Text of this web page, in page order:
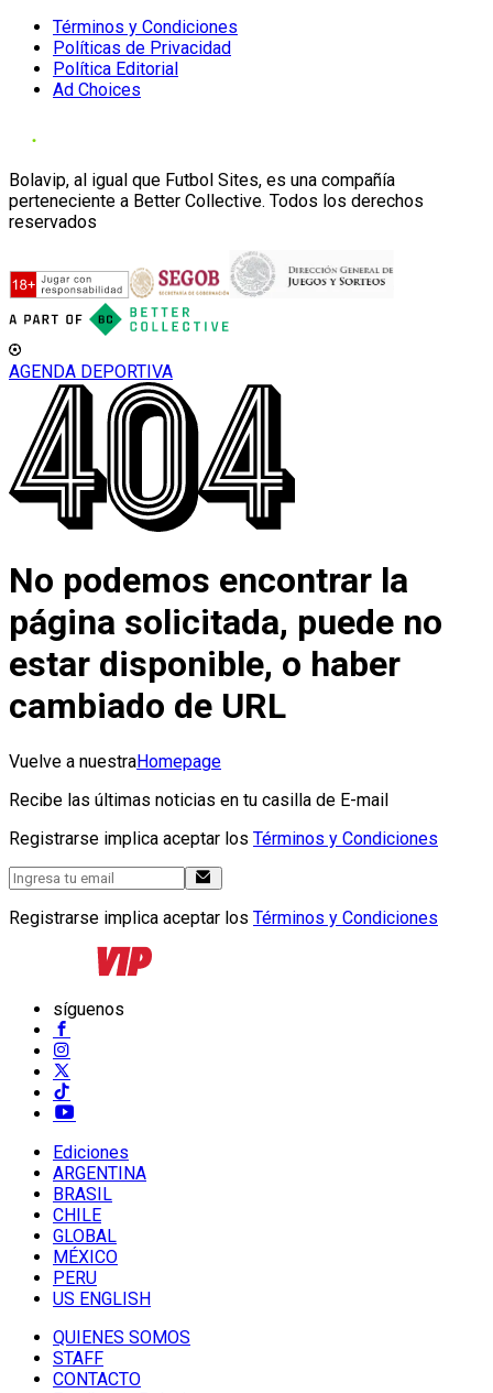
Términos y Condiciones
Políticas de Privacidad
Política Editorial
Ad Choices
Bolavip, al igual que Futbol Sites, es una compañía
perteneciente a Better Collective. Todos los derechos
reservados
AGENDA DEPORTIVA
No podemos encontrar la
página solicitada, puede no
estar disponible, o haber
cambiado de URL
Vuelve a nuestraHomepage
Recibe las últimas noticias en tu casilla de E-mail
Registrarse implica aceptar los Términos y Condiciones
Registrarse implica aceptar los Términos y Condiciones
síguenos
Ediciones
ARGENTINA
BRASIL
CHILE
GLOBAL
MÉXICO
PERU
US ENGLISH
QUIENES SOMOS
STAFF
CONTACTO